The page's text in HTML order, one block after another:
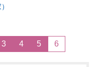
3 4 5 6